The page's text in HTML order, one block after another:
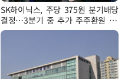
SK하이닉스, 주당 375원 분기배당
결정…3분기 중 추가 주주환원 발
표